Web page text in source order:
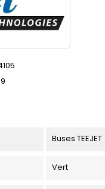
Buses TEEJET
Vert